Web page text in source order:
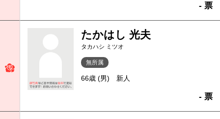
- 票
たかはし 光夫
タカハシ ミツオ
無所属
66歳 (男) 新人
- 票